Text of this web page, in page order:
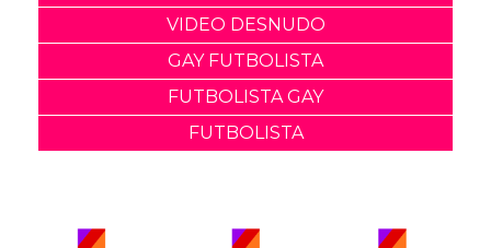
VIDEO DESNUDO
GAY FUTBOLISTA
FUTBOLISTA GAY
FUTBOLISTA